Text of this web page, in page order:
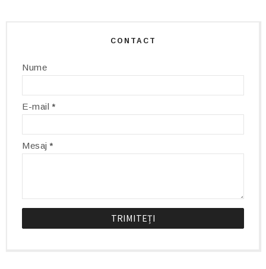
CONTACT
Nume
E-mail*
Mesaj*